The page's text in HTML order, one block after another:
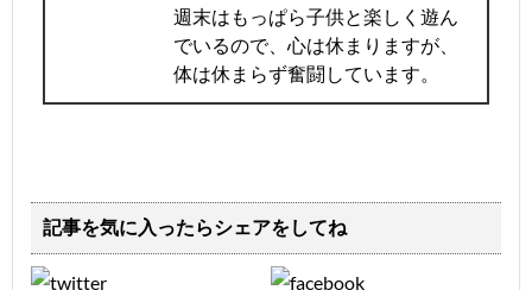
週末はもっぱら子供と楽しく遊ん
でいるので、心は休まりますが、
体は休まらず奮闘しています。
記事を気に入ったらシェアをしてね